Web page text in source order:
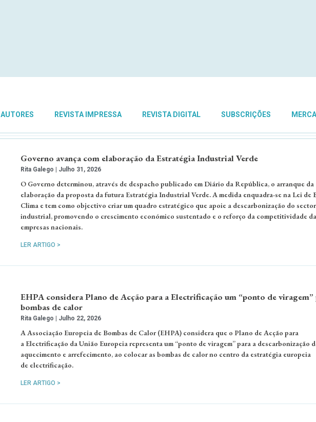
AUTORES REVISTA IMPRESSA REVISTA DIGITAL SUBSCRIÇÕES
Governo avança com elaboração da Estratégia Industrial Verde
Rita Galego Julho 31, 2026
O Governo determinou, através de despacho publicado em Diário da República, o arranque da
elaboração da proposta da futura Estratégia Industrial Verde. A medida enquadra-se na Lei de
Clima e tem como objectivo criar um quadro estratégico que apoie a descarbonização do sector
industrial, promovendo o crescimento económico sustentado e o reforço da competitividade
empresas nacionais.
LER ARTIGO >
EHPA considera Plano de Acção para a Electrificação um “ponto de viragem”
bombas de calor
Rita Galego Julho 22, 2026
A Associação Europeia de Bombas de Calor (EHPA) considera que o Plano de Acção para
a Electrificação da União Europeia representa um “ponto de viragem” para a descarbonização
aquecimento e arrefecimento, ao colocar as bombas de calor no centro da estratégia europeia
de electrificação.
LER ARTIGO >